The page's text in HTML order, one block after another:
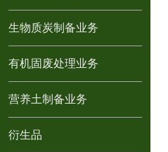
生物质炭制备业务
有机固废处理业务
营养土制备业务
衍生品